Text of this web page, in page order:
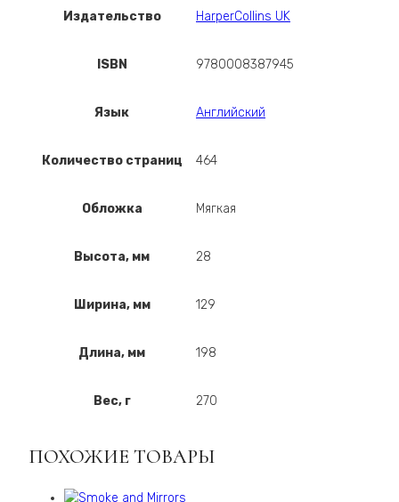
Издательство HarperCollins UK
ISBN 9780008387945
Язык Английский
Количество страниц 464
Обложка Мягкая
Высота, мм 28
Ширина, мм 129
Длина, мм 198
Вес, г 270
ПОХОЖИЕ ТОВАРЫ